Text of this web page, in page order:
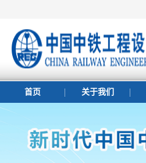
首页 关于我们